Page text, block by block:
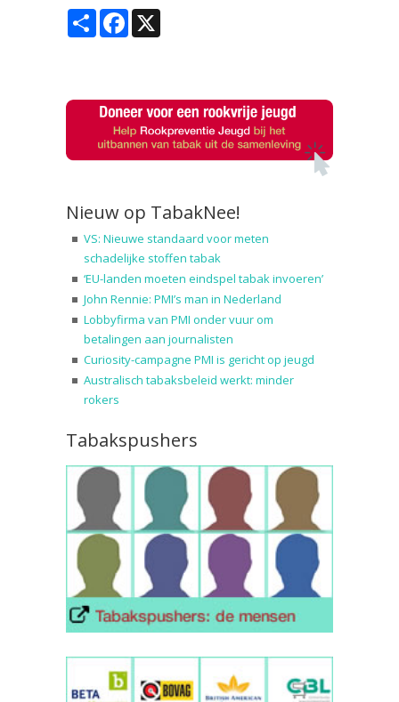
Share Facebook
Nieuw op TabakNee!
VS: Nieuwe standaard voor meten
schadelijke stoffen tabak
‘EU-landen moeten eindspel tabak invoeren’
John Rennie: PMI’s man in Nederland
Lobbyfirma van PMI onder vuur om
betalingen aan journalisten
Curiosity-campagne PMI is gericht op jeugd
Australisch tabaksbeleid werkt: minder
rokers
Tabakspushers